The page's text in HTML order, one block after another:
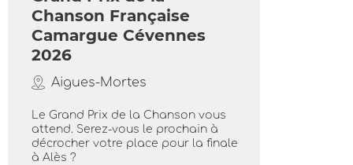
Chanson Française
Camargue Cévennes
2026
Aigues-Mortes
Le Grand Prix de la Chanson vous
attend. Serez-vous le prochain à
décrocher votre place pour la finale
à Alès ?